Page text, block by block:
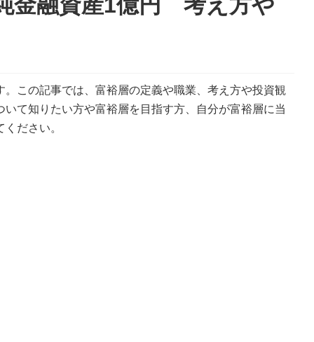
この記事では、富裕層の定義や職業、考え方や投資観
て知りたい方や富裕層を目指す方、自分が富裕層に当
ださい。